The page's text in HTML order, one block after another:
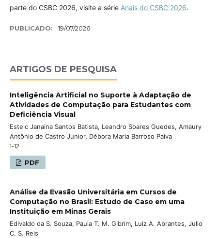
parte do CSBC 2026, visite a série Anais do CSBC 2026.
PUBLICADO: 19/07/2026
ARTIGOS DE PESQUISA
Inteligência Artificial no Suporte à Adaptação de
Atividades de Computação para Estudantes com
Deficiência Visual
Esteic Janaina Santos Batista, Leandro Soares Guedes, Amaury
Antônio de Castro Junior, Débora Maria Barroso Paiva
1-12
PDF
Análise da Evasão Universitária em Cursos de
Computação no Brasil: Estudo de Caso em uma
Instituição em Minas Gerais
Edivaldo da S. Souza, Paula T. M. Gibrim, Luiz A. Abrantes, Julio
C. S. Reis